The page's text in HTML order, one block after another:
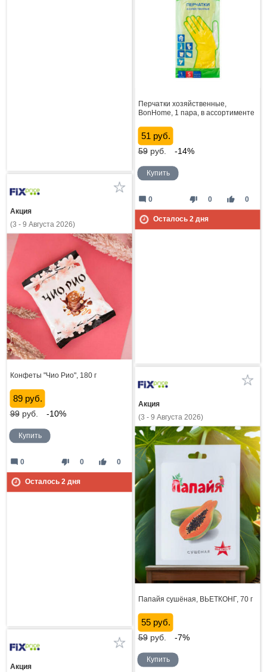
Перчатки хозяйственные,
BonHome, 1 пара, в ассортименте
51 руб.
59руб. -14%
Купить
thumb_down 0 thumb_up 0
mode_comment 0
Осталось 2дня
Акция
(3 - 9 Августа 2026)
Конфеты "Чио Рио", 180 г
89 руб.
99руб. -10%
Купить
thumb_down 0 thumb_up 0
mode_comment 0
Осталось 2дня
Акция
(3 - 9 Августа 2026)
Папайя сушёная, ВЬЕТКОНГ, 70 г
55 руб.
59руб. -7%
Купить
Акция